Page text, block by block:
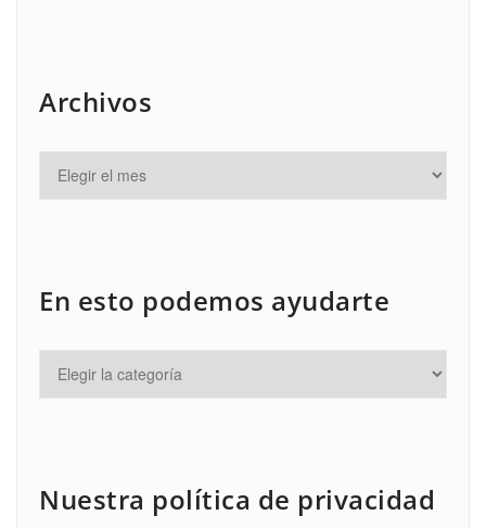
Archivos
En esto podemos ayudarte
Nuestra política de privacidad